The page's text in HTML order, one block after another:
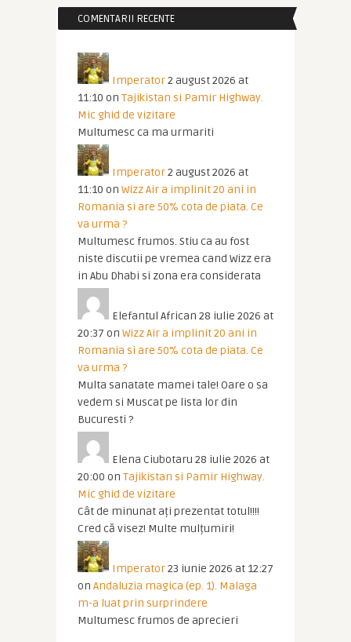
COMENTARII RECENTE
Imperator2 august 2026 at
11:10 on Tajikistan si Pamir Highway.
Mic ghid de vizitare
Multumesc ca ma urmariti
Imperator2 august 2026 at
11:10 on Wizz Air a implinit 20 ani in
Romania si are 50% cota de piata. Ce
va urma ?
Multumesc frumos. Stiu ca au fost
niste discutii pe vremea cand Wizz era
in Abu Dhabi si zona era considerata
Elefantul African 28 iulie 2026 at
20:37 on Wizz Air a implinit 20 ani in
Romania si are 50% cota de piata. Ce
va urma ?
Multa sanatate mamei tale! Oare o sa
vedem si Muscat pe lista lor din
Bucuresti ?
Elena Ciubotaru 28 iulie 2026 at
20:00 on Tajikistan si Pamir Highway.
Mic ghid de vizitare
Cât de minunat ați prezentat totul!!!!
Cred că visez! Multe mulțumiri!
Imperator23 iunie 2026 at 12:27
on Andaluzia magica (ep. 1). Malaga
m-a luat prin surprindere
Multumesc frumos de aprecieri